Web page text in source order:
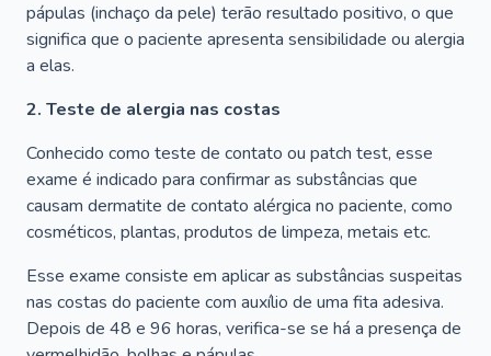
pápulas (inchaço da pele) terão resultado positivo, o que
significa que o paciente apresenta sensibilidade ou alergia
a elas.
2. Teste de alergia nas costas
Conhecido como teste de contato ou patch test, esse
exame é indicado para confirmar as substâncias que
causam dermatite de contato alérgica no paciente, como
cosméticos, plantas, produtos de limpeza, metais etc.
Esse exame consiste em aplicar as substâncias suspeitas
nas costas do paciente com auxílio de uma fita adesiva.
Depois de 48 e 96 horas, verifica-se se há a presença de